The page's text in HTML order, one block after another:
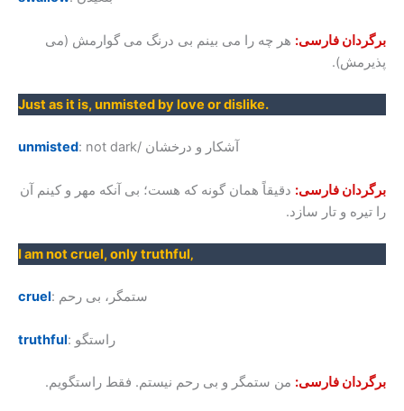
برگردان فارسی: هر چه را می بینم بی درنگ می گوارمش (می
پذیرمش).
Just as it is, unmisted by love or dislike.
unmisted : not dark/ آشکار و درخشان
برگردان فارسی: دقیقاً همان گونه که هست؛ بی آنکه مهر و کینم آن
را تیره و تار سازد.
I am not cruel, only truthful‚
cruel : ستمگر، بی رحم
truthful : راستگو
برگردان فارسی: من ستمگر و بی رحم نیستم. فقط راستگویم.